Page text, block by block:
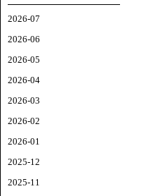
2026-07
2026-06
2026-05
2026-04
2026-03
2026-02
2026-01
2025-12
2025-11